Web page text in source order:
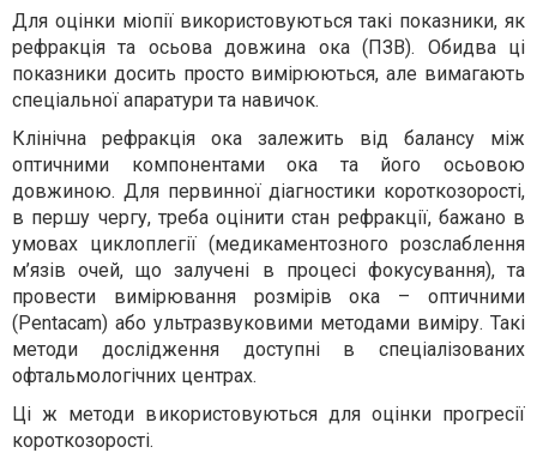
Для оцінки міопії використовуються такі показники, як
рефракція та осьова довжина ока (ПЗВ). Обидва ці
показники досить просто вимірюються, але вимагають
спеціальної апаратури та навичок.
Клінічна рефракція ока залежить від балансу між
оптичними компонентами ока та його осьовою
довжиною. Для первинної діагностики короткозорості,
в першу чергу, треба оцінити стан рефракції, бажано в
умовах циклоплегії (медикаментозного розслаблення
м’язів очей, що залучені в процесі фокусування), та
провести вимірювання розмірів ока – оптичними
(Pentacam) або ультразвуковими методами виміру. Такі
методи дослідження доступні в спеціалізованих
офтальмологічних центрах.
Ці ж методи використовуються для оцінки прогресії
короткозорості.